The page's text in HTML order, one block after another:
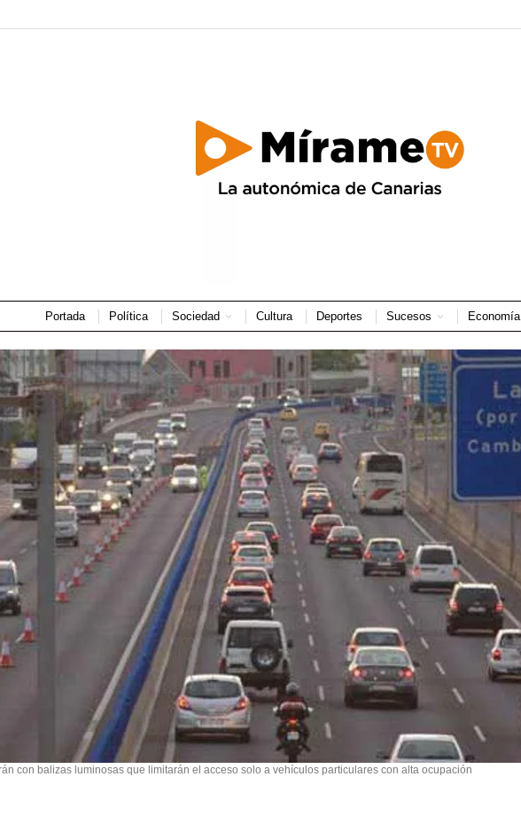
Portada Política Sociedad Cultura Deportes Sucesos Economía
con balizas luminosas que limitarán el acceso solo a vehículos particulares con alta ocupación